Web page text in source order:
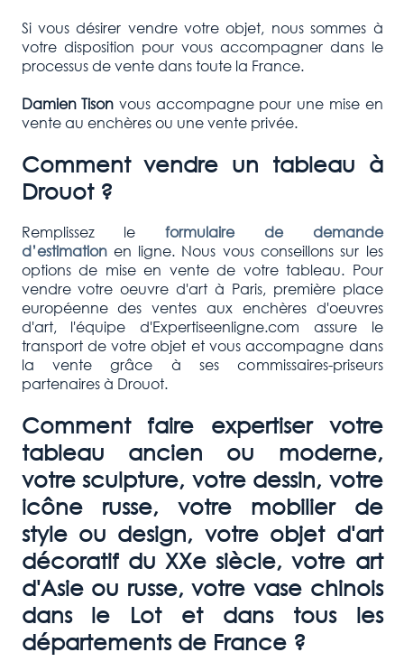
Si vous désirer vendre votre objet, nous sommes à
votre disposition pour vous accompagner dans le
processus de vente dans toute la France.
Damien Tison vous accompagne pour une mise en
vente au enchères ou une vente privée.
Comment vendre un tableau à
Drouot ?
Remplissez le formulaire de demande
d’estimation en ligne. Nous vous conseillons sur les
options de mise en vente de votre tableau. Pour
vendre votre oeuvre d'art à Paris, première place
européenne des ventes aux enchères d'oeuvres
d'art, l'équipe d'Expertiseenligne.com assure le
transport de votre objet et vous accompagne dans
la vente grâce à ses commissaires-priseurs
partenaires à Drouot.
Comment faire expertiser votre
tableau ancien ou moderne,
votre sculpture, votre dessin, votre
icône russe, votre mobilier de
style ou design, votre objet d'art
décoratif du XXe siècle, votre art
d'Asie ou russe, votre vase chinois
dans le Lot et dans tous les
départements de France ?